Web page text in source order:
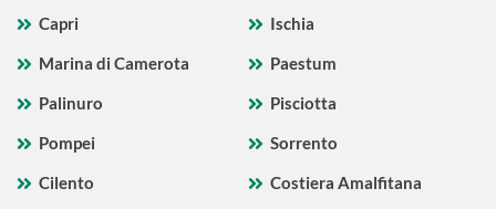
Capri
Ischia
Marina di Camerota
Paestum
Palinuro
Pisciotta
Pompei
Sorrento
Cilento
Costiera Amalfitana